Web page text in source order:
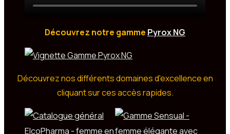
Découvrez notre gamme Pyrox NG
Découvrez nos différents domaines d'excellence en
cliquant sur ces accès rapides.